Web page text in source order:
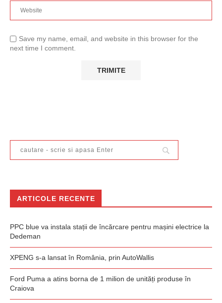
Save my name, email, and website in this browser for the
next time I comment.
ARTICOLE RECENTE
PPC blue va instala stații de încărcare pentru mașini electrice la
Dedeman
XPENG s-a lansat în România, prin AutoWallis
Ford Puma a atins borna de 1 milion de unități produse în
Craiova